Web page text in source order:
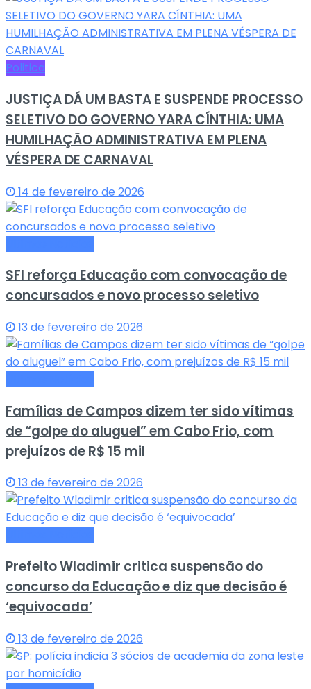
Politica
JUSTIÇA DÁ UM BASTA E SUSPENDE PROCESSO
SELETIVO DO GOVERNO YARA CÍNTHIA: UMA
HUMILHAÇÃO ADMINISTRATIVA EM PLENA
VÉSPERA DE CARNAVAL
14 de fevereiro de 2026
SFI reforça Educação com convocação de
concursados e novo processo seletivo
13 de fevereiro de 2026
Famílias de Campos dizem ter sido vítimas
de “golpe do aluguel” em Cabo Frio, com
prejuízos de R$ 15 mil
13 de fevereiro de 2026
Prefeito Wladimir critica suspensão do
concurso da Educação e diz que decisão é
‘equivocada’
13 de fevereiro de 2026